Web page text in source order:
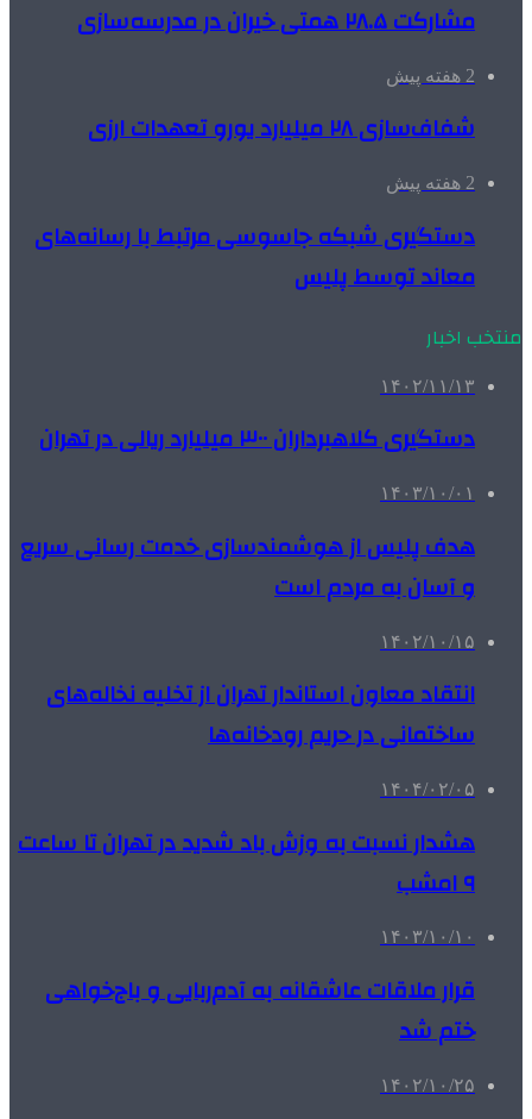
مشارکت ۲۸.۵ همتی خیران در مدرسه‌سازی
2 هفته پیش
شفاف‌سازی ۲۸ میلیارد یورو تعهدات ارزی
2 هفته پیش
دستگیری شبکه جاسوسی مرتبط با رسانه‌های
معاند توسط پلیس
منتخب اخبار
۱۴۰۲/۱۱/۱۳
دستگیری کلاهبرداران ۳۰۰ میلیارد ریالی در تهران
۱۴۰۳/۱۰/۰۱
هدف پلیس از هوشمندسازی خدمت رسانی سریع
و آسان به مردم است
۱۴۰۲/۱۰/۱۵
انتقاد معاون استاندار تهران از تخلیه نخاله‌های
ساختمانی در حریم رودخانه‌ها
۱۴۰۴/۰۲/۰۵
هشدار نسبت به وزش باد شدید در تهران تا ساعت
۹ امشب
۱۴۰۳/۱۰/۱۰
قرار ملاقات عاشقانه به آدم‌ربایی و باج‌خواهی
ختم شد
۱۴۰۲/۱۰/۲۵